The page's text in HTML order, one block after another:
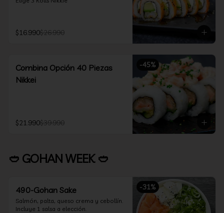
$16.990$26.990
-45%
Combina Opción 40 Piezas
Nikkei
$21.990$39.990
🥙 GOHAN WEEK 🥙
-31%
490-Gohan Sake
Salmón, palta, queso crema y cebollín.
Incluye 1 salsa a elección.